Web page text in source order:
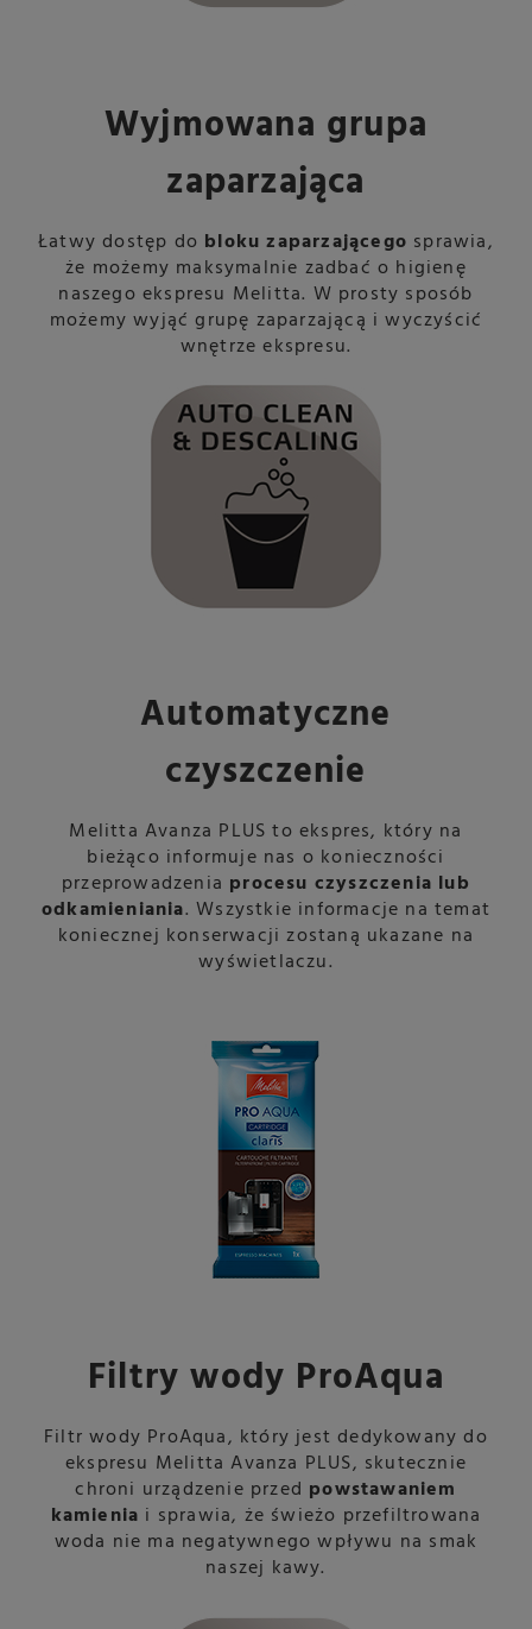
Wyjmowana grupa
zaparzająca
Łatwy dostęp do bloku zaparzającego sprawia,
że możemy maksymalnie zadbać o higienę
naszego ekspresu Melitta. W prosty sposób
możemy wyjąć grupę zaparzającą i wyczyścić
wnętrze ekspresu.
Automatyczne
czyszczenie
Melitta Avanza PLUS to ekspres, który na
bieżąco informuje nas o konieczności
przeprowadzenia procesu czyszczenia lub
odkamieniania. Wszystkie informacje na temat
koniecznej konserwacji zostaną ukazane na
wyświetlaczu.
Filtry wody ProAqua
Filtr wody ProAqua, który jest dedykowany do
ekspresu Melitta Avanza PLUS, skutecznie
chroni urządzenie przed powstawaniem
kamienia i sprawia, że świeżo przefiltrowana
woda nie ma negatywnego wpływu na smak
naszej kawy.